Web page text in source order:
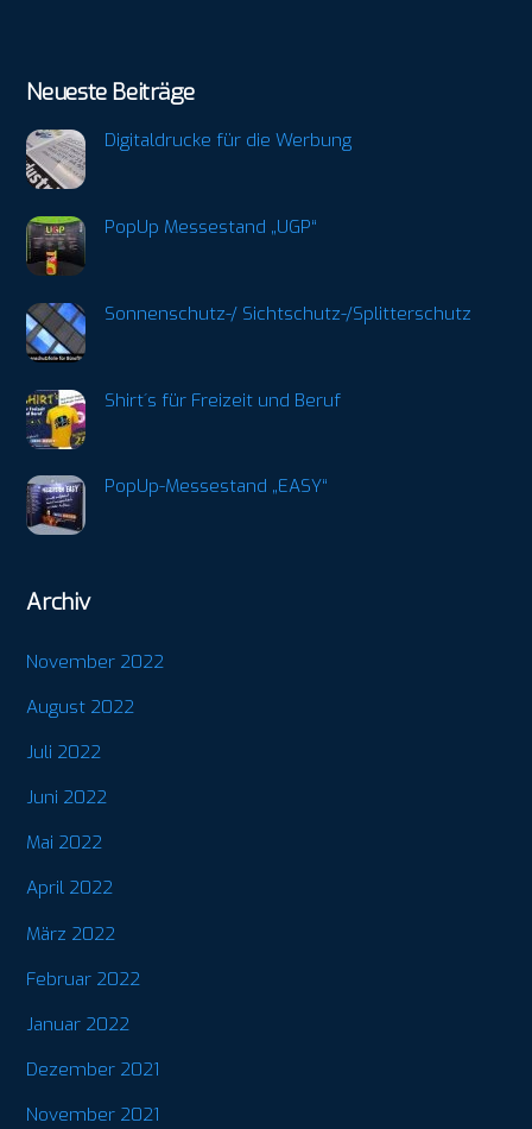
Neueste Beiträge
Digitaldrucke für die Werbung
PopUp Messestand „UGP“
Sonnenschutz-/ Sichtschutz-/Splitterschutz
Shirt´s für Freizeit und Beruf
PopUp-Messestand „EASY“
Archiv
November 2022
August 2022
Juli 2022
Juni 2022
Mai 2022
April 2022
März 2022
Februar 2022
Januar 2022
Dezember 2021
November 2021